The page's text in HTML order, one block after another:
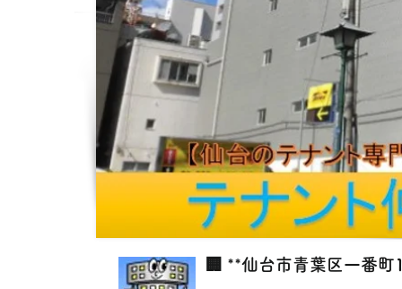
🏢 **仙台市青葉区一番